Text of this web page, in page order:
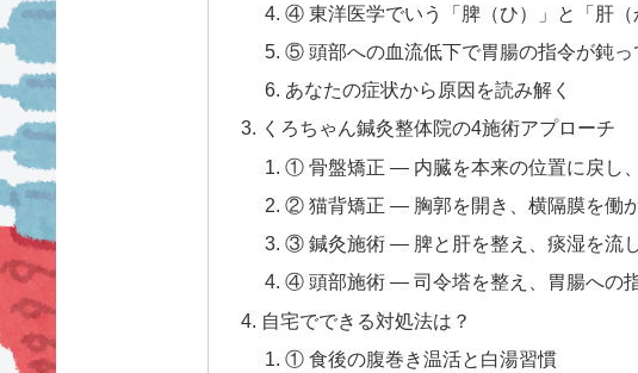
④ 東洋医学でいう「脾（ひ）」と「肝（
⑤ 頭部への血流低下で胃腸の指令が鈍っ
あなたの症状から原因を読み解く
くろちゃん鍼灸整体院の4施術アプローチ
① 骨盤矯正 — 内臓を本来の位置に戻し
② 猫背矯正 — 胸郭を開き、横隔膜を働
③ 鍼灸施術 — 脾と肝を整え、痰湿を流
④ 頭部施術 — 司令塔を整え、胃腸への
自宅でできる対処法は？
① 食後の腹巻き温活と白湯習慣